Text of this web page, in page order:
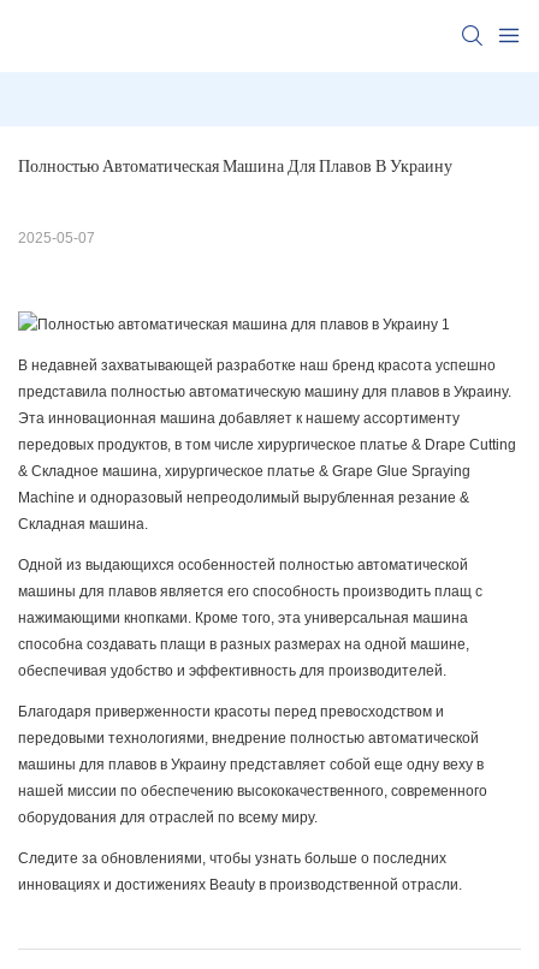
Полностью Автоматическая Машина Для Плавов В Украину
2025-05-07
В недавней захватывающей разработке наш бренд красота успешно
представила полностью автоматическую машину для плавов в Украину.
Эта инновационная машина добавляет к нашему ассортименту
передовых продуктов, в том числе хирургическое платье & Drape Cutting
& Складное машина, хирургическое платье & Grape Glue Spraying
Machine и одноразовый непреодолимый вырубленная резание &
Складная машина.
Одной из выдающихся особенностей полностью автоматической
машины для плавов является его способность производить плащ с
нажимающими кнопками. Кроме того, эта универсальная машина
способна создавать плащи в разных размерах на одной машине,
обеспечивая удобство и эффективность для производителей.
Благодаря приверженности красоты перед превосходством и
передовыми технологиями, внедрение полностью автоматической
машины для плавов в Украину представляет собой еще одну веху в
нашей миссии по обеспечению высококачественного, современного
оборудования для отраслей по всему миру.
Следите за обновлениями, чтобы узнать больше о последних
инновациях и достижениях Beauty в производственной отрасли.